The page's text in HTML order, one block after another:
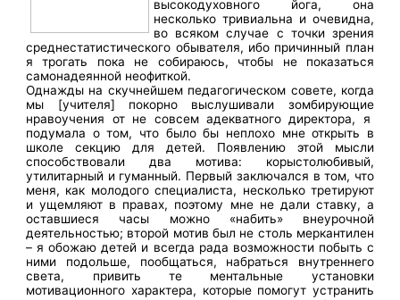
высокодуховного йога, она
несколько тривиальна и очевидна,
во всяком случае с точки зрения
среднестатистического обывателя, ибо причинный план
я трогать пока не собираюсь, чтобы не показаться
самонадеянной неофиткой.
Однажды на скучнейшем педагогическом совете, когда
мы [учителя] покорно выслушивали зомбирующие
нравоучения от не совсем адекватного директора, я
подумала о том, что было бы неплохо мне открыть в
школе секцию для детей. Появлению этой мысли
способствовали два мотива: корыстолюбивый,
утилитарный и гуманный. Первый заключался в том, что
меня, как молодого специалиста, несколько третируют
и ущемляют в правах, поэтому мне не дали ставку, а
оставшиеся часы можно «набить» внеурочной
деятельностью; второй мотив был не столь меркантилен
– я обожаю детей и всегда рада возможности побыть с
ними подольше, пообщаться, набраться внутреннего
света, привить те ментальные установки
мотивационного характера, которые помогут устранить